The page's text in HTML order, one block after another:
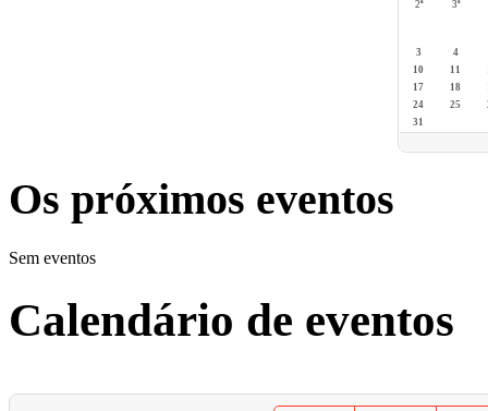
2ª 3ª
3
4
10
11
17
18
24
25
31
Os próximos eventos
Sem eventos
Calendário de eventos